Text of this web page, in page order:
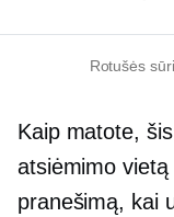
Rotušės
Kaip matote,
atsiėmimo
pranešimą, kai